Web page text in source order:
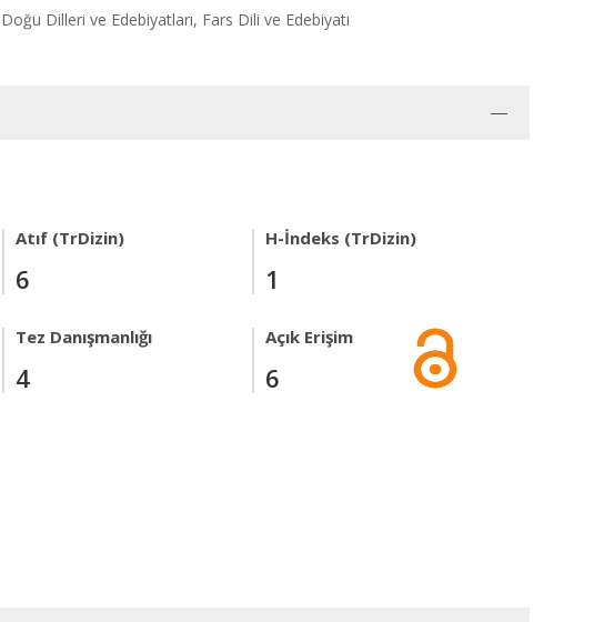
Dilleri ve Edebiyatları, Fars Dili ve Edebiyatı
Atıf (TrDizin)
6
H-İndeks (TrDizin)
1
Tez Danışmanlığı
4
Açık Erişim
6